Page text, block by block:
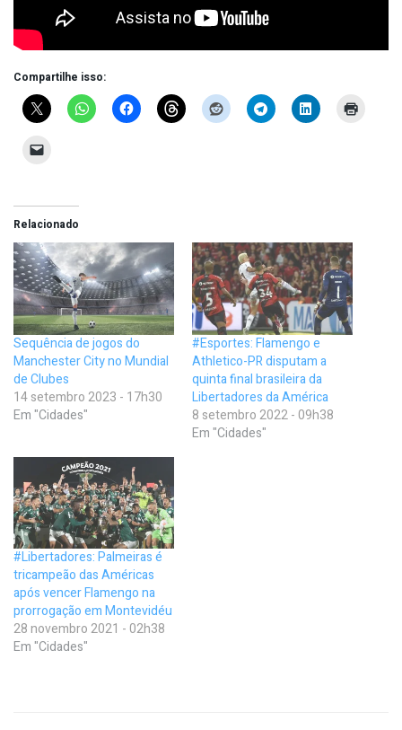
Compartilhe isso:
Relacionado
Sequência de jogos do
Manchester City no Mundial
de Clubes
14 setembro 2023 - 17h30
Em "Cidades"
#Esportes: Flamengo e
Athletico-PR disputam a
quinta final brasileira da
Libertadores da América
8 setembro 2022 - 09h38
Em "Cidades"
#Libertadores: Palmeiras é
tricampeão das Américas
após vencer Flamengo na
prorrogação em Montevidéu
28 novembro 2021 - 02h38
Em "Cidades"